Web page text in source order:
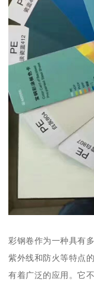
彩钢卷作为一种具有
紫外线和防火等特点
有着广泛的应用。它